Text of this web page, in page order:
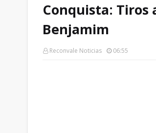
Conquista: Tiros
Benjamim
Reconvale Noticias 06:55